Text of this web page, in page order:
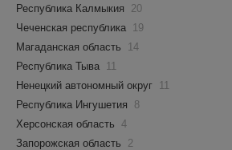
Республика Калмыкия
20
Чеченская республика 19
Магаданская область
14
Республика Тыва 11
Ненецкий автономный округ 11
Республика Ингушетия
8
Херсонская область 4
Запорожская область
2